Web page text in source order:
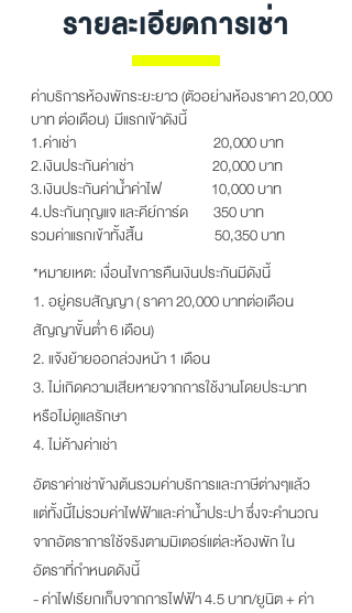
รายละเอียดการเช่า
ค่าบริการห้องพักระยะยาว (ตัวอย่างห้องราคา 20,000
บาท ต่อเดือน) มีแรกเข้าดังนี้
1.ค่าเช่า 20,000 บาท
2.เงินประกันค่าเช่า 20,000 บาท
3.เงินประกันค่าน้ำค่าไฟ 10,000 บาท
4.ประกันกุญแจ และคีย์การ์ด 350 บาท
รวมค่าแรกเข้าทั้งสิ้น 50,350 บาท
*หมายเหต: เงื่อนไขการคืนเงินประกันมีดังนี้
1. อยู่ครบสัญญา ( ราคา 20,000 บาทต่อเดือน
สัญญาขั้นต่ำ 6 เดือน)
2. แจ้งย้ายออกล่วงหน้า 1 เดือน
3. ไม่เกิดความเสียหายจากการใช้งานโดยประมาท
หรือไม่ดูแลรักษา
4. ไม่ค้างค่าเช่า
อัตราค่าเช่าข้างต้นรวมค่าบริการและภาษีต่างๆแล้ว
แต่ทั้งนี้ไม่รวมค่าไฟฟ้าและค่าน้ำประปา ซึ่งจะคำนวณ
จากอัตราการใช้จริงตามมิเตอร์แต่ละห้องพัก ใน
อัตราที่กำหนดดังนี้
- ค่าไฟเรียกเก็บจากการไฟฟ้า 4.5 บาท/ยูนิต + ค่า